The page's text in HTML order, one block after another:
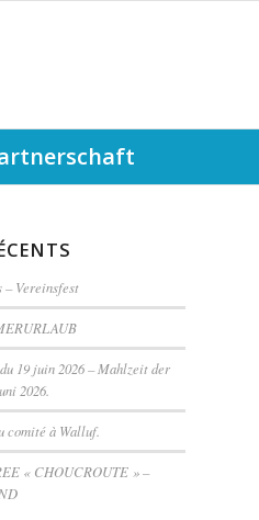
– Vereinsfest
19 juin 2026 – Mahlzeit der
2026.
comité à Walluf.
« CHOUCROUTE » –